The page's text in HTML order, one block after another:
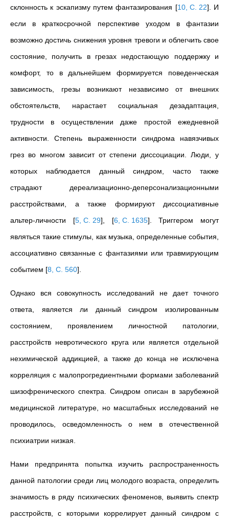
склонность к эскапизму путем фантазирования [10, С. 22] . И
если в краткосрочной перспективе уходом в фантазии
возможно достичь снижения уровня тревоги и облегчить свое
состояние, получить в грезах недостающую поддержку и
комфорт, то в дальнейшем формируется поведенческая
зависимость, грезы возникают независимо от внешних
обстоятельств, нарастает социальная дезадаптация,
трудности в осуществлении даже простой ежедневной
активности. Степень выраженности синдрома навязчивых
грез во многом зависит от степени диссоциации. Люди, у
которых наблюдается данный синдром, часто также
страдают дереализационно-деперсонализационными
расстройствами, а также формируют диссоциативные
альтер-личности [5, С. 29] [6, С. 1635] . Триггером могут
являться такие стимулы, как музыка, определенные события,
ассоциативно связанные с фантазиями или травмирующим
событием [8, С. 560]
Однако вся совокупность исследований не дает точного
ответа, является ли данный синдром изолированным
состоянием, проявлением личностной патологии,
расстройств невротического круга или является отдельной
нехимической аддикцией, а также до конца не исключена
корреляция с малопрогредиентными формами заболеваний
шизофренического спектра. Синдром описан в зарубежной
медицинской литературе, но масштабных исследований не
проводилось, осведомленность о нем в отечественной
психиатрии низкая.
Нами предпринята попытка изучить распространенность
данной патологии среди лиц молодого возраста, определить
значимость в ряду психических феноменов, выявить спектр
расстройств, с которыми коррелирует данный синдром с